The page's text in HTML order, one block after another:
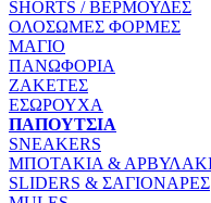
SHORTS / ΒΕΡΜΟΥΔΕΣ
ΟΛΟΣΩΜΕΣ ΦΟΡΜΕΣ
ΜΑΓΙΟ
ΠΑΝΩΦΟΡΙΑ
ΖΑΚΕΤΕΣ
ΕΣΩΡΟΥΧΑ
ΠΑΠΟΥΤΣΙΑ
SNEAKERS
ΜΠΟΤΑΚΙΑ &
SLIDERS & ΣΑΓΙΟΝΑΡΕΣ